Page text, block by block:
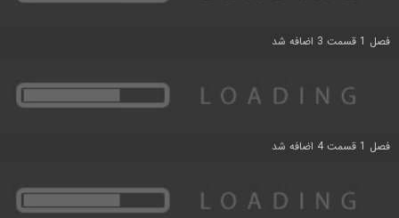
فصل 1 قسمت 3 اضافه شد
فصل 1 قسمت 4 اضافه شد